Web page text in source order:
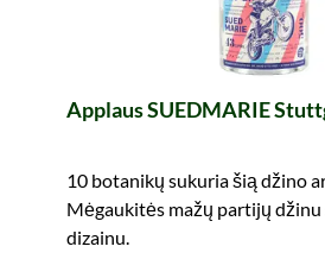
Applaus SUEDMARIE
10 botanikų sukuria šią džino
Mėgaukitės mažų partijų džinu
dizainu.